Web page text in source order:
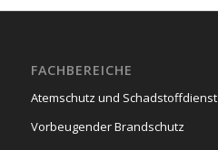
FACHBEREICHE
Atemschutz und Schadstoffdienst
Vorbeugender Brandschutz